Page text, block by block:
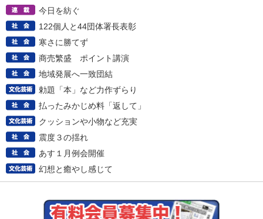
今日を紡ぐ
122個人と44団体署長表彰
寒さに勝てず
商売繁盛 ポイント講演
地域発展へ一致団結
勅題「本」など力作ずらり
払ったみかじめ料「返して」
クッションや小物など充実
震度３の揺れ
あす１月例会開催
幻想と癒やし感じて